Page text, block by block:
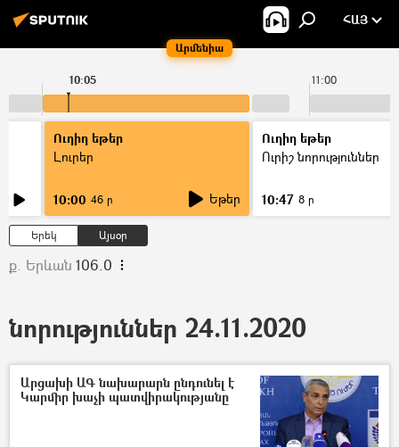
Արմենիա
ՀԱՅ
11:00
10:05
Ուղիղ եթեր
Լուրեր
10:00 46 ր Եթեր
Ուղիղ եթեր
Ուրիշ նորություններ
10:47 8 ր
Երեկ Այսօր
ք. Երևան 106.0
նորություններ 24.11.2020
Արցախի ԱԳ նախարարն ընդունել է
Կարմիր խաչի պատվիրակությանը